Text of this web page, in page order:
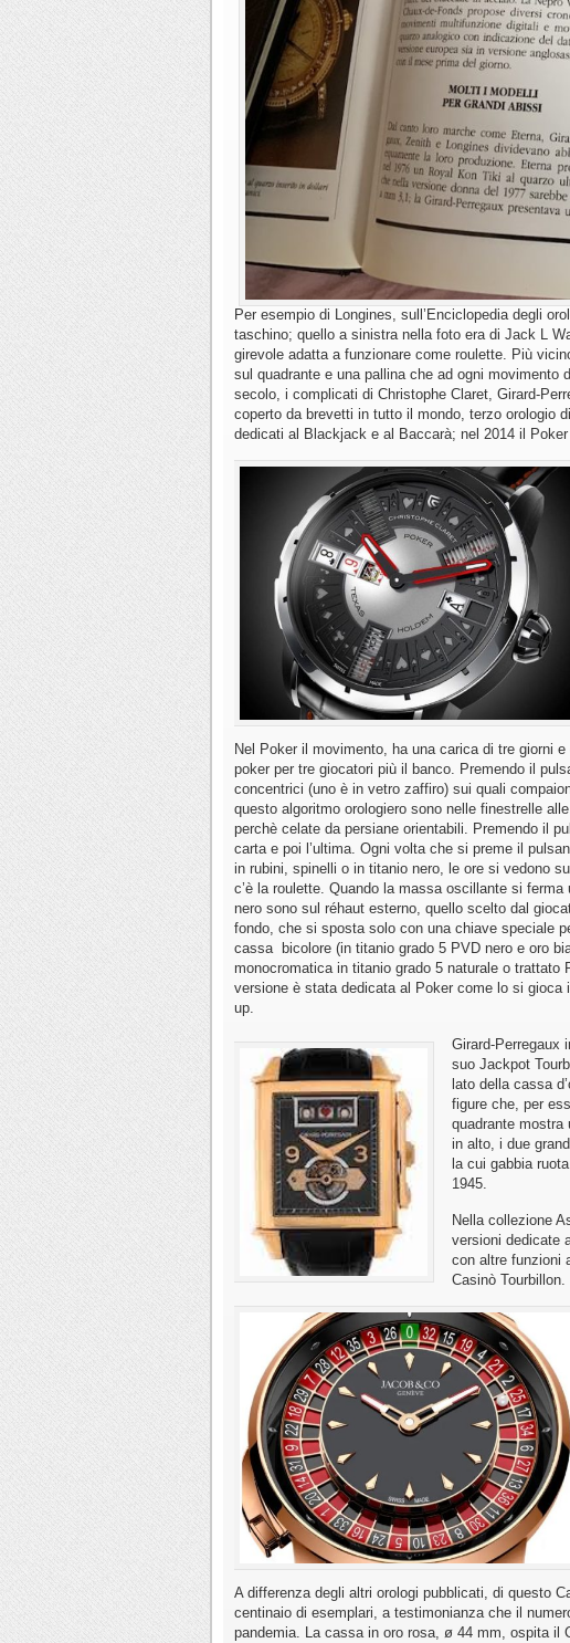
Per esempio di Longines, sull’Enciclopedia degli
taschino; quello a sinistra nella foto era di Jack L
girevole adatta a funzionare come roulette. Più
sul quadrante e una pallina che ad ogni
secolo, i complicati di Christophe Claret, Girard-
coperto da brevetti in tutto il mondo, terzo orologio
dedicati al Blackjack e al Baccarà; nel 2014 il Poker
Nel Poker il movimento, ha una carica di tre giorni
poker per tre giocatori più il banco. Premendo il
concentrici (uno è in vetro zaffiro) sui quali
questo algoritmo orologiero sono nelle finestrelle
perchè celate da persiane orientabili. Premendo il
carta e poi l’ultima. Ogni volta che si preme il
in rubini, spinelli o in titanio nero, le ore si vedono
c’è la roulette. Quando la massa oscillante si
nero sono sul réhaut esterno, quello scelto dal
fondo, che si sposta solo con una chiave speciale
cassa bicolore (in titanio grado 5 PVD nero e oro
monocromatica in titanio grado 5 naturale o trattato
versione è stata dedicata al Poker come lo si
up.
Girard-Perregaux
suo Jackpot
lato della cassa
figure che, per
quadrante
in alto, i due
la cui gabbia
1945.
Nella collezione
versioni dedicate
con altre funzioni
Casinò Tourbillon.
A differenza degli altri orologi pubblicati, di questo
centinaio di esemplari, a testimonianza che il
pandemia. La cassa in oro rosa, ø 44 mm, ospita il